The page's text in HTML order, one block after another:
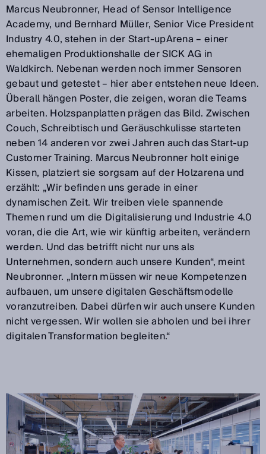
Marcus Neubronner, Head of Sensor Intelligence
Academy, und Bernhard Müller, Senior Vice President
Industry 4.0, stehen in der Start-upArena – einer
ehemaligen Produktionshalle der SICK AG in
Waldkirch. Nebenan werden noch immer Sensoren
gebaut und getestet – hier aber entstehen neue Ideen.
Überall hängen Poster, die zeigen, woran die Teams
arbeiten. Holzspanplatten prägen das Bild. Zwischen
Couch, Schreibtisch und Geräuschkulisse starteten
neben 14 anderen vor zwei Jahren auch das Start-up
Customer Training. Marcus Neubronner holt einige
Kissen, platziert sie sorgsam auf der Holzarena und
erzählt: „Wir befinden uns gerade in einer
dynamischen Zeit. Wir treiben viele spannende
Themen rund um die Digitalisierung und Industrie 4.0
voran, die die Art, wie wir künftig arbeiten, verändern
werden. Und das betrifft nicht nur uns als
Unternehmen, sondern auch unsere Kunden“, meint
Neubronner. „Intern müssen wir neue Kompetenzen
aufbauen, um unsere digitalen Geschäftsmodelle
voranzutreiben. Dabei dürfen wir auch unsere Kunden
nicht vergessen. Wir wollen sie abholen und bei ihrer
digitalen Transformation begleiten.“